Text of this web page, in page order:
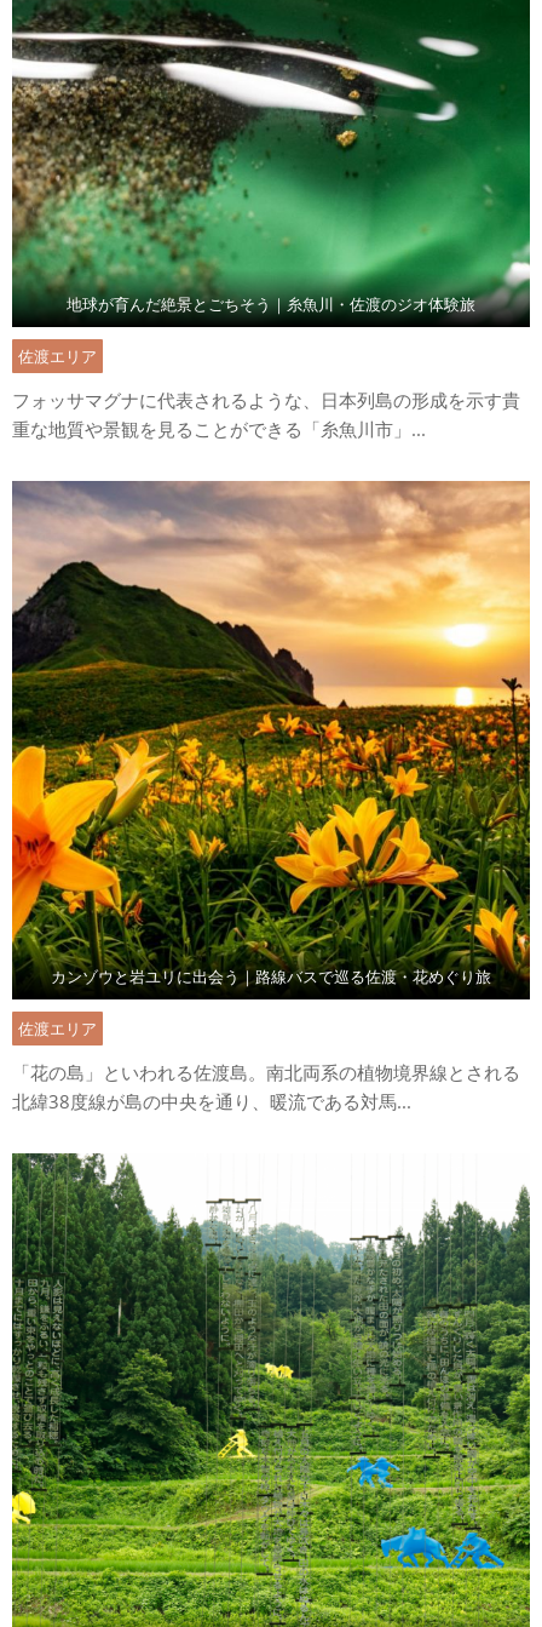
地球が育んだ絶景とごちそう｜糸魚川・佐渡のジオ体験旅
佐渡エリア
フォッサマグナに代表されるような、日本列島の形成を示す貴
重な地質や景観を見ることができる「糸魚川市」...
カンゾウと岩ユリに出会う｜路線バスで巡る佐渡・花めぐり旅
佐渡エリア
「花の島」といわれる佐渡島。南北両系の植物境界線とされる
北緯38度線が島の中央を通り、暖流である対馬...